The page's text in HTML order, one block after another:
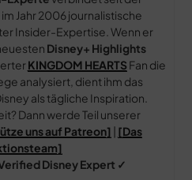
Jahr 2006 journalistische
Insider-Expertise. Wenn er
Disney+ Highlights
KINGDOM HEARTS Fan die
analysiert, dient ihm das
als tägliche Inspiration.
Dann werde Teil unserer
uns auf Patreon] | [Das
Disney Expert ✓